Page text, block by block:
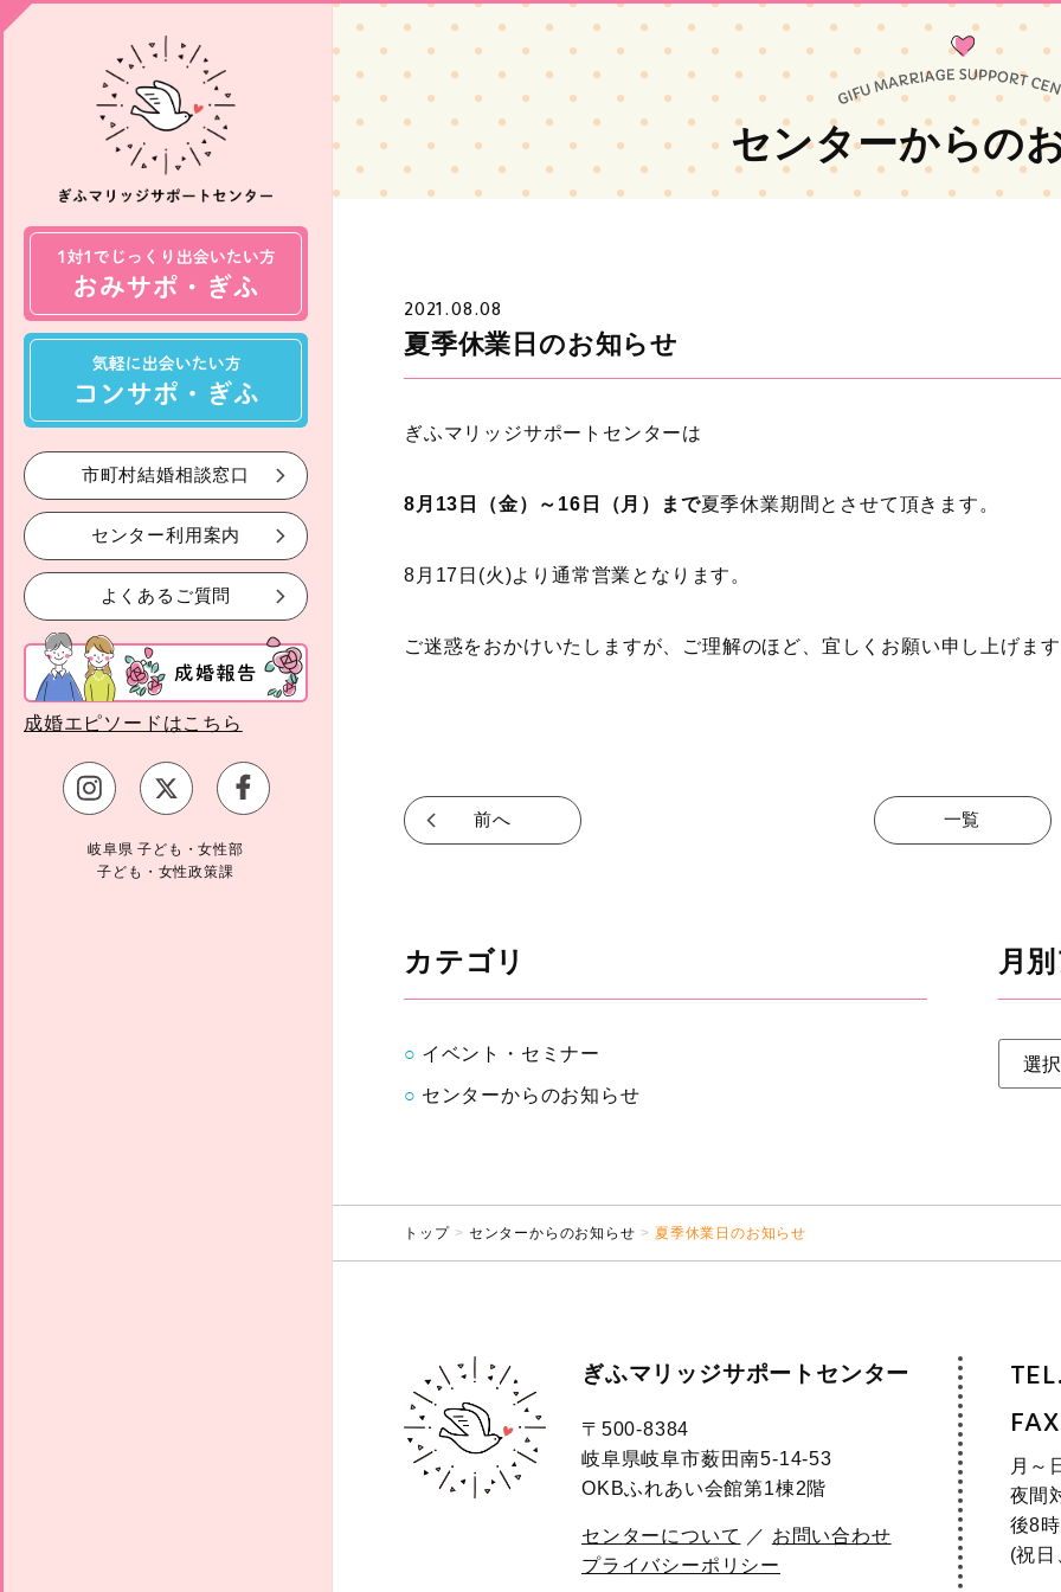
市町村結婚相談窓口
センター利用案内
よくあるご質問
成婚エピソードはこちら
岐阜県 子ども・女性部
子ども・女性政策課
センターからの
2021.08.08
夏季休業日のお知らせ
ぎふマリッジサポートセンターは
8月13日（金）～16日（月）まで夏季休業期間とさせて頂きます。
8月17日(火)より通常営業となります。
ご迷惑をおかけいたしますが、ご理解のほど、宜しくお願い申し上げま
前へ 一覧
カテゴリ
イベント・セミナー
センターからのお知らせ
月
トップ センターからのお知らせ 夏季休業日のお知らせ
ぎふマリッジサポートセンター
〒500-8384
岐阜県岐阜市薮田南5-14-53
OKBふれあい会館第1棟2階
センターについて ／ お問い合わせ
プライバシーポリシー
月～
夜間
後8
(祝